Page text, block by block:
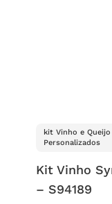
kit Vinho e Queijo
Personalizados
Kit Vinho
– S94189